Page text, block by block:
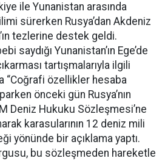
ile Yunanistan arasında
sürerken Rusya’dan Akdeniz
tezlerine destek geldi.
saydığı Yunanistan’ın Ege’de
tartışmalarıyla ilgili
“Coğrafi özellikler hesaba
önceki gün Rusya’nın
Deniz Hukuku Sözleşmesi’ne
karasularının 12 deniz mili
yönünde bir açıklama yaptı.
bu sözleşmeden hareketle